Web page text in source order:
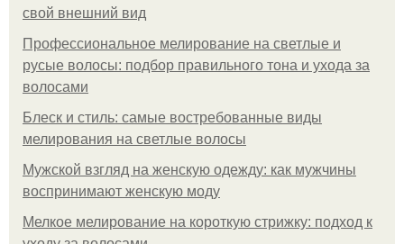
свой внешний вид
Профессиональное мелирование на светлые и
русые волосы: подбор правильного тона и ухода за
волосами
Блеск и стиль: самые востребованные виды
мелирования на светлые волосы
Мужской взгляд на женскую одежду: как мужчины
воспринимают женскую моду
Мелкое мелирование на короткую стрижку: подход к